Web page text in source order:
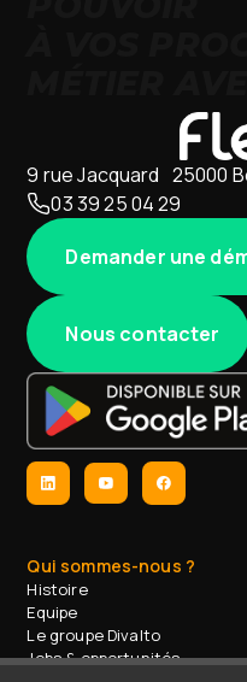
9 rue Jacquard 25000
03 39 25 04 29
Demander une
Nous contacter
Qui sommes-nous ?
Histoire
Equipe
Le groupe Divalto
Jobs & opportunités